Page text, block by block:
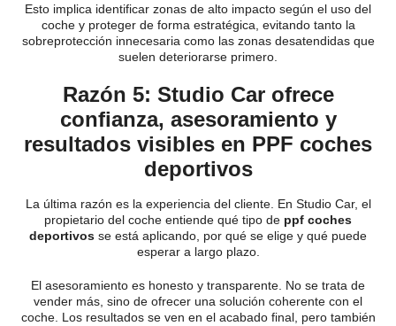
Esto implica identificar zonas de alto impacto según el uso del
coche y proteger de forma estratégica, evitando tanto la
sobreprotección innecesaria como las zonas desatendidas que
suelen deteriorarse primero.
Razón 5: Studio Car ofrece
confianza, asesoramiento y
resultados visibles en PPF coches
deportivos
La última razón es la experiencia del cliente. En Studio Car, el
propietario del coche entiende qué tipo de ppf coches
deportivos se está aplicando, por qué se elige y qué puede
esperar a largo plazo.
El asesoramiento es honesto y transparente. No se trata de
vender más, sino de ofrecer una solución coherente con el
coche. Los resultados se ven en el acabado final, pero también